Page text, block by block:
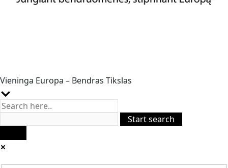
Vieninga Europa – Bendras Tikslas